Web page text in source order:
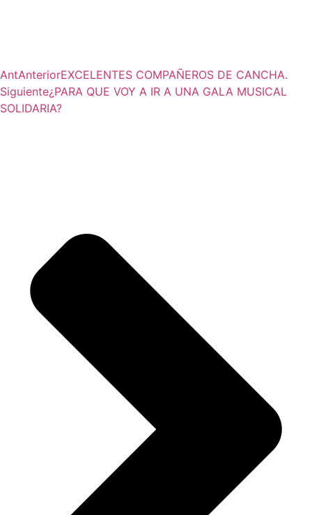
AntAnteriorEXCELENTES COMPAÑEROS DE CANCHA.
Siguiente¿PARA QUE VOY A IR A UNA GALA MUSICAL
SOLIDARIA?